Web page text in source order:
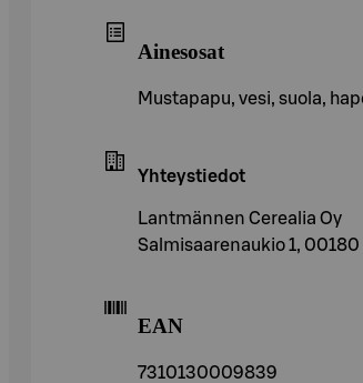
Ainesosat
Mustapapu, vesi, suola,
Yhteystiedot
Lantmännen Cerealia Oy
Salmisaarenaukio 1,
EAN
7310130009839